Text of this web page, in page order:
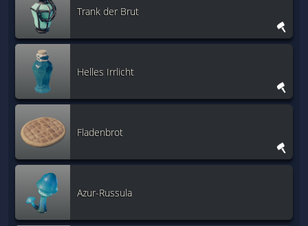
Trank der Brut
Helles Irrlicht
Fladenbrot
Azur-Russula